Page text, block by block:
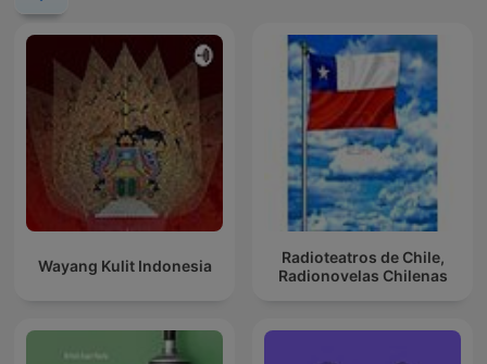
Wayang Kulit Indonesia
Radioteatros de Chile,
Radionovelas Chilenas